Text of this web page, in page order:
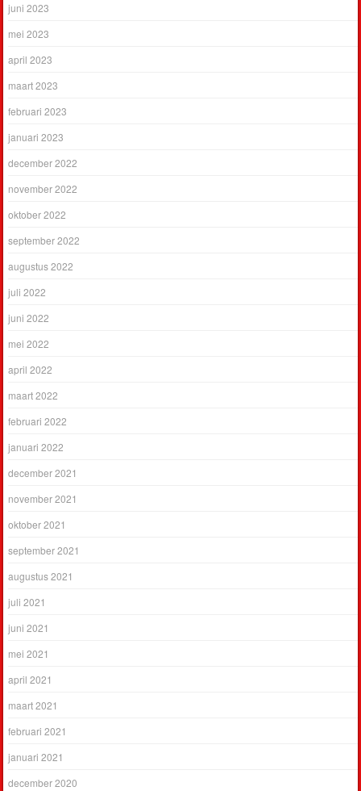
juni 2023
mei 2023
april 2023
maart 2023
februari 2023
januari 2023
december 2022
november 2022
oktober 2022
september 2022
augustus 2022
juli 2022
juni 2022
mei 2022
april 2022
maart 2022
februari 2022
januari 2022
december 2021
november 2021
oktober 2021
september 2021
augustus 2021
juli 2021
juni 2021
mei 2021
april 2021
maart 2021
februari 2021
januari 2021
december 2020